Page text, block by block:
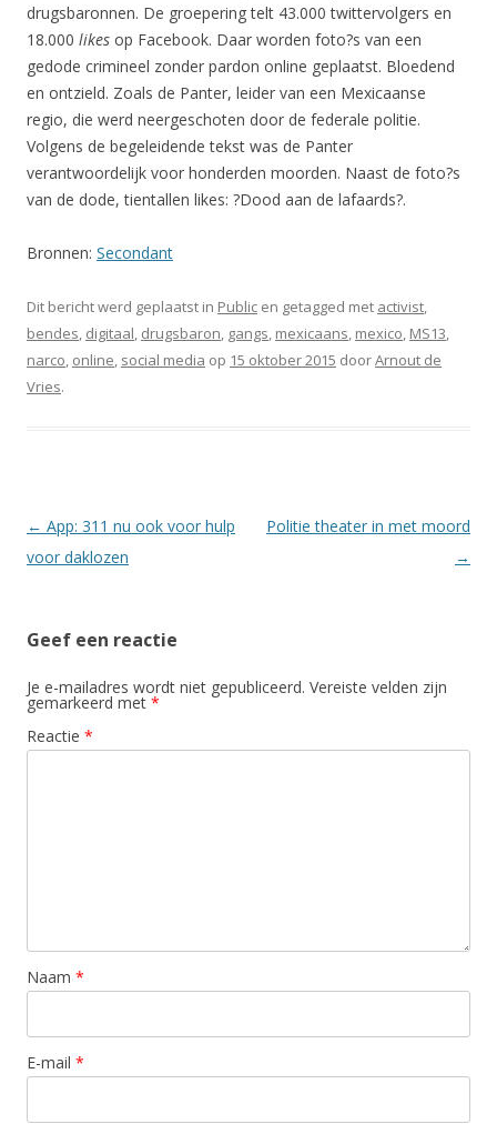
drugsbaronnen. De groepering telt 43.000 twittervolgers en
18.000 likes op Facebook. Daar worden foto?s van een
gedode crimineel zonder pardon online geplaatst. Bloedend
en ontzield. Zoals de Panter, leider van een Mexicaanse
regio, die werd neergeschoten door de federale politie.
Volgens de begeleidende tekst was de Panter
verantwoordelijk voor honderden moorden. Naast de foto?s
van de dode, tientallen likes: ?Dood aan de lafaards?.
Bronnen: Secondant
Dit bericht werd geplaatst in Public en getagged met activist,
bendes, digitaal, drugsbaron, gangs, mexicaans, mexico, MS13,
narco, online, social media op 15 oktober 2015 doorArnout de
Vries.
Berichtnavigatie
← App: 311 nu ook voor hulp
voor daklozen
Politie theater in met moord
→
Geef een reactie
Je e-mailadres wordt niet gepubliceerd. Vereiste velden zijn
gemarkeerd met *
Reactie *
Naam *
E-mail *